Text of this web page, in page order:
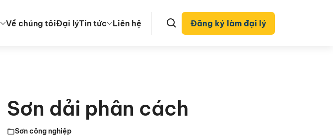
Về chúng tôiĐại lýTin tức Liên hệ Đăng ký làm đại lý
Sơn dải phân cách
Sơn công nghiệp